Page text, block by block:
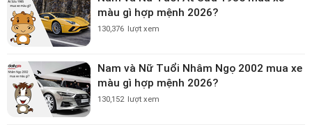
màu gì hợp mệnh 2026?
130,376 lượt xem
Nam và Nữ Tuổi Nhâm Ngọ 2002 mua xe
màu gì hợp mệnh 2026?
130,152 lượt xem